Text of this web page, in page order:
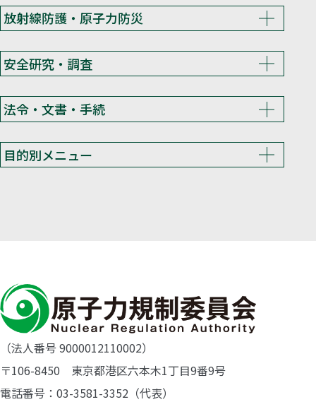
放射線防護・原子力防災
安全研究・調査
法令・文書・手続
目的別メニュー
（法人番号 9000012110002）
〒106-8450 東京都港区六本木1丁目9番9号
電話番号：03-3581-3352（代表）